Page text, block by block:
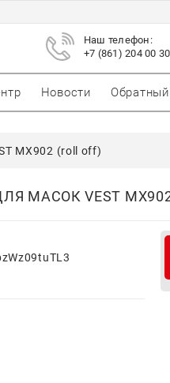
Наш телефон:
+7 (861) 204 00 30
Новости
MX902 (roll off)
МАСОК VEST MX902